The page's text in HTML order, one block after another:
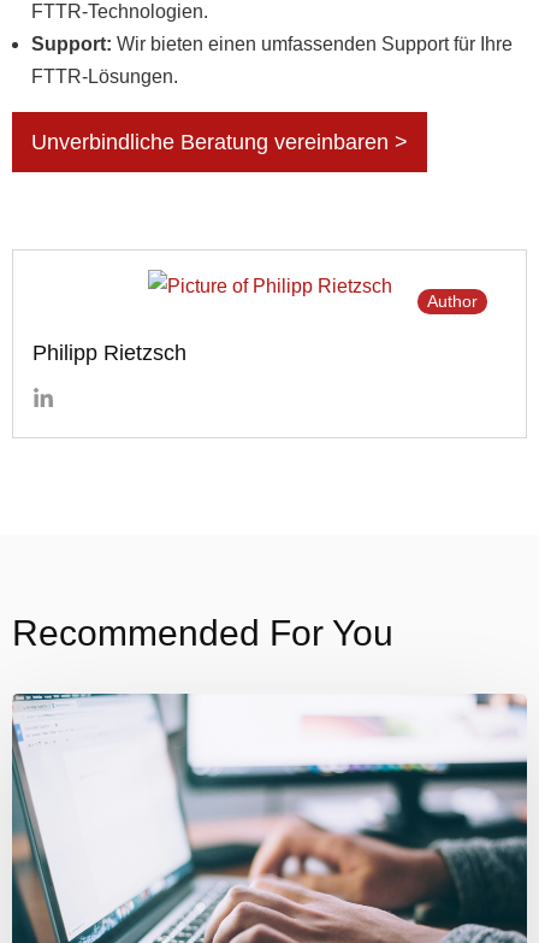
FTTR-Technologien.
Support: Wir bieten einen umfassenden Support für Ihre
FTTR-Lösungen.
Unverbindliche Beratung vereinbaren >
Philipp Rietzsch
Author
Recommended For You